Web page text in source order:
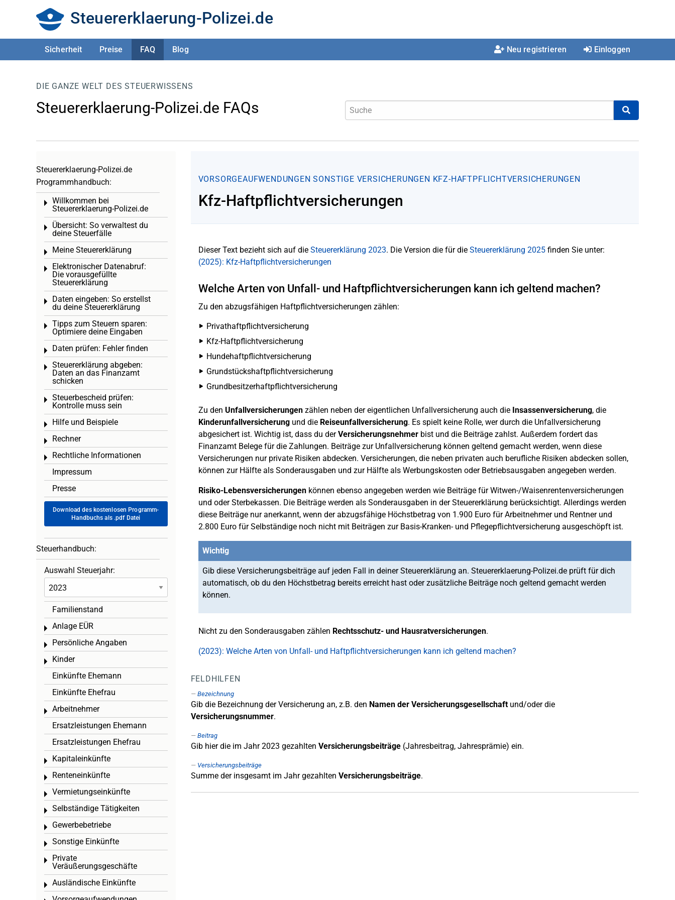
Steuererklaerung-Polizei.de
Sicherheit Preise FAQ Blog Neu registrieren Einloggen
DIE GANZE WELT DES STEUERWISSENS
Steuererklaerung-Polizei.de FAQs
VORSORGEAUFWENDUNGEN SONSTIGE VERSICHERUNGEN KFZ-HAFTPFLICHTVERSICHERUNGEN
Kfz-Haftpflichtversicherungen
Dieser Text bezieht sich auf die Steuererklärung 2023. Die Version die für die Steuererklärung 2025finden Sie unter:
(2025): Kfz-Haftpflichtversicherungen
Welche Arten von Unfall- und Haftpflichtversicherungen kann ich geltend machen?
Zu den abzugsfähigen Haftpflichtversicherungen zählen:
Privathaftpflichtversicherung
Kfz-Haftpflichtversicherung
Hundehaftpflichtversicherung
Grundstückshaftpflichtversicherung
Grundbesitzerhaftpflichtversicherung
Zu den Unfallversicherungenzählen neben der eigentlichen Unfallversicherung auch die Insassenversicherung, die
Kinderunfallversicherungund die Reiseunfallversicherung. Es spielt keine Rolle, wer durch die Unfallversicherung
abgesichert ist. Wichtig ist, dass du derVersicherungsnehmerbist und die Beiträge zahlst. Außerdem fordert das
Finanzamt Belege für die Zahlungen. Beiträge zur Unfallversicherung können geltend gemacht werden, wenn diese
Versicherungen nur private Risiken abdecken. Versicherungen, die neben privaten auch berufliche Risiken abdecken sollen,
können zur Hälfte als Sonderausgaben und zur Hälfte als Werbungskosten oder Betriebsausgaben angegeben werden.
Risiko-Lebensversicherungenkönnen ebenso angegeben werden wie Beiträge für Witwen-/Waisenrentenversicherungen
und oder Sterbekassen. Die Beiträge werden als Sonderausgaben in der Steuererklärung berücksichtigt. Allerdings werden
diese Beiträge nur anerkannt, wenn der abzugsfähige Höchstbetrag von 1.900 Euro für Arbeitnehmer und Rentner und
2.800 Euro für Selbständige noch nicht mit Beiträgen zur Basis-Kranken- und Pflegepflichtversicherung ausgeschöpft ist.
Wichtig
Gib diese Versicherungsbeiträge auf jeden Fall in deiner Steuererklärung an. Steuererklaerung-Polizei.de prüft für dich
automatisch, ob du den Höchstbetrag bereits erreicht hast oder zusätzliche Beiträge noch geltend gemacht werden
können.
Nicht zu den Sonderausgaben zählen Rechtsschutz- und Hausratversicherungen.
(2023): Welche Arten von Unfall- und Haftpflichtversicherungen kann ich geltend machen?
FELDHILFEN
Bezeichnung
Gib die Bezeichnung der Versicherung an, z.B. den Namen der Versicherungsgesellschaftund/oder die
Versicherungsnummer.
Beitrag
Gib hier die im Jahr 2023 gezahlten Versicherungsbeiträge(Jahresbeitrag, Jahresprämie) ein.
Versicherungsbeiträge
Summe der insgesamt im Jahr gezahlten Versicherungsbeiträge.
Steuererklaerung-Polizei.de
Programmhandbuch:
Willkommen bei
Steuererklaerung-Polizei.de
Toggle menu
Übersicht: So verwaltest du
deine Steuerfälle
Toggle menu
Meine Steuererklärung
Toggle menu
Elektronischer Datenabruf:
Die vorausgefüllte
Steuererklärung
Toggle menu
Daten eingeben: So erstellst
du deine Steuererklärung
Toggle menu
Tipps zum Steuern sparen:
Optimiere deine Eingaben
Toggle menu
Daten prüfen: Fehler finden
Toggle menu
Steuererklärung abgeben:
Daten an das Finanzamt
schicken
Toggle menu
Steuerbescheid prüfen:
Kontrolle muss sein
Toggle menu
Hilfe und Beispiele
Toggle menu
Rechner
Toggle menu
Rechtliche Informationen
Toggle menu
Impressum
Presse
Download des kostenlosen Programm-
Handbuchs als .pdf Datei
Steuerhandbuch:
Auswahl Steuerjahr:
Familienstand
Anlage EÜR
Toggle menu
Persönliche Angaben
Toggle menu
Kinder
Toggle menu
Einkünfte Ehemann
Einkünfte Ehefrau
Arbeitnehmer
Toggle menu
Ersatzleistungen Ehemann
Ersatzleistungen Ehefrau
Kapitaleinkünfte
Toggle menu
Renteneinkünfte
Toggle menu
Vermietungseinkünfte
Toggle menu
Selbständige Tätigkeiten
Toggle menu
Gewerbebetriebe
Toggle menu
Sonstige Einkünfte
Toggle menu
Private
Veräußerungsgeschäfte
Toggle menu
Ausländische Einkünfte
Toggle menu